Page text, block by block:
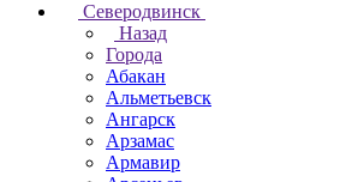
Северодвинск
Назад
Города
Абакан
Альметьевск
Ангарск
Арзамас
Армавир